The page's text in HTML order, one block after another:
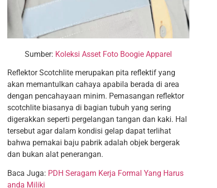
Sumber: Koleksi Asset Foto Boogie Apparel
Reflektor Scotchlite merupakan pita reflektif yang
akan memantulkan cahaya apabila berada di area
dengan pencahayaan minim. Pemasangan reflektor
scotchlite biasanya di bagian tubuh yang sering
digerakkan seperti pergelangan tangan dan kaki. Hal
tersebut agar dalam kondisi gelap dapat terlihat
bahwa pemakai baju pabrik adalah objek bergerak
dan bukan alat penerangan.
Baca Juga: PDH Seragam Kerja Formal Yang Harus
anda Miliki